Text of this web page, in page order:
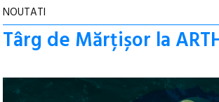
NOUTATI
Târg de Mărțișor la